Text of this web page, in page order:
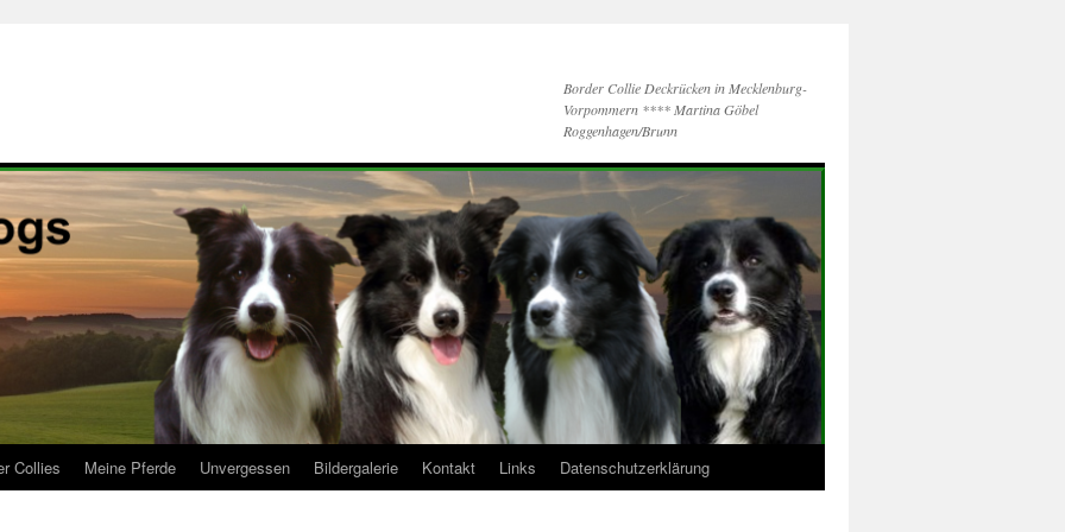
Border Collie Deckrücken in Mecklenburg-
Vorpommern **** Martina Göbel
Roggenhagen/Brunn
Collies Meine Pferde Unvergessen Bildergalerie Kontakt Links Datenschutzerklärung